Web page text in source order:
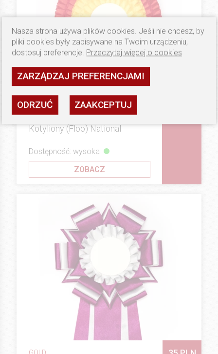
Kotyliony (Floo) National
Dostępność: wysoka
ZOBACZ
Nasza strona używa plików cookies. Jeśli nie chcesz, by
pliki cookies były zapisywane na Twoim urządzeniu,
dostosuj preferencje. Przeczytaj więcej o cookies
ZARZĄDZAJ PREFERENCJAMI
ODRZUĆ ZAAKCEPTUJ